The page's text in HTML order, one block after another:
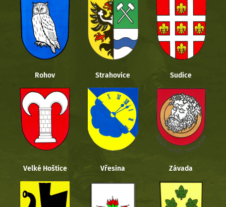
Rohov Strahovice Sudice
Velké Hoštice Vřesina Závada